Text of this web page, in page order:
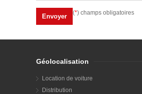
(*) champs obligatoires
Géolocalisation
Location de voiture
Distribution